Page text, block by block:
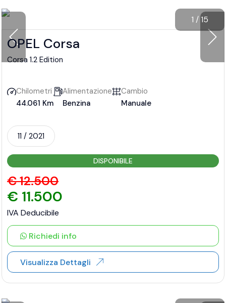
1 /15
OPEL Corsa
Corsa 1.2 Edition
Chilometri
44.061 Km
Alimentazione
Benzina
Cambio
Manuale
11 / 2021
DISPONIBILE
€ 12.500
€ 11.500
IVA Deducibile
Richiedi info
Visualizza Dettagli